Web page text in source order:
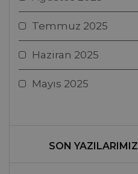
Temmuz 2025
Haziran 2025
Mayıs 2025
SON YAZILARIMIZ